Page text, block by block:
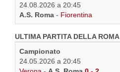
24.08.2026 a 20:45
A.S. Roma - Fiorentina
ULTIMA PARTITA DELLA ROMA
Campionato
24.05.2026 a 20:45